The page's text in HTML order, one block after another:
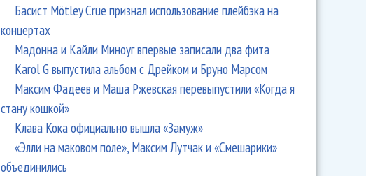
Басист Mötley Crüe признал использование плейбэка на
концертах
Мадонна и Кайли Миноуг впервые записали два фита
Karol G выпустила альбом с Дрейком и Бруно Марсом
Максим Фадеев и Маша Ржевская перевыпустили «Когда я
стану кошкой»
Клава Кока официально вышла «Замуж»
«Элли на маковом поле», Максим Лутчак и «Смешарики»
объединились